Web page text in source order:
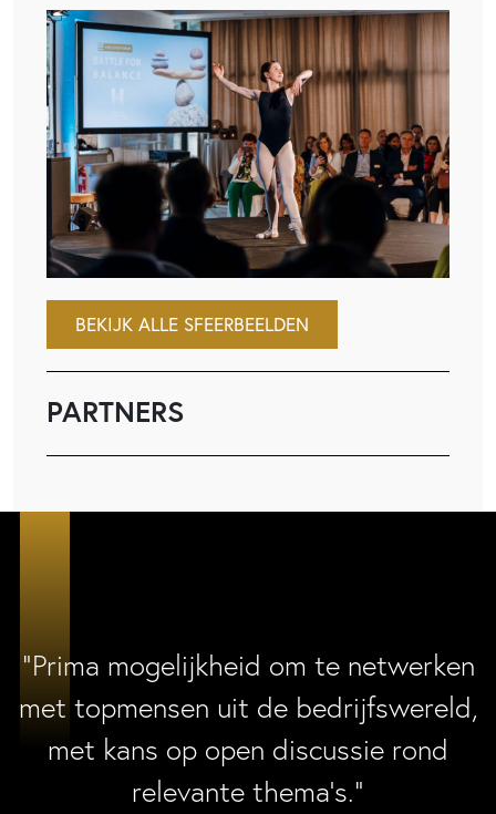
BEKIJK ALLE SFEERBEELDEN
PARTNERS
“Prima mogelijkheid om te netwerken
met topmensen uit de bedrijfswereld,
met kans op open discussie rond
relevante thema’s.”